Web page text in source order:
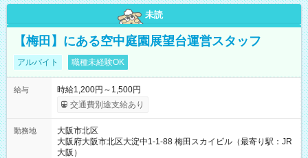
未読
【梅田】にある空中庭園展望台運営スタッフ
アルバイト 職種未経験OK
給与
時給1,200円～1,500円
交通費別途支給あり
勤務地
大阪市北区
大阪府大阪市北区大淀中1-1-88 梅田スカイビル（最寄り駅：JR
大阪）